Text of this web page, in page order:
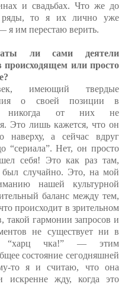
и свадьбах. Что же до
ряды, то я их лично уже
я им перестаю верить.
ли сами деятели
происходящем или просто
имеющий твердые
о своей позиции в
никогда от них не
Это лишь кажется, что он
наверху, а сейчас вдруг
“сериала”. Нет, он просто
себя! Это как раз там,
был случайно. Это, на мой
нашей культурной
баланс между тем,
происходит в зрительном
такой гармонии запросов и
не существует ни в
“харц чка!” — этим
состояние сегодняшней
то я и считаю, что она
искренне жду, когда это